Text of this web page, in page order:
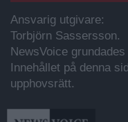
Ansvarig utgivare:
Torbjörn Sassersson.
NewsVoice grundades
Innehållet på denna
upphovsrätt.